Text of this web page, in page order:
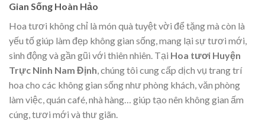
Gian Sống Hoàn Hảo
Hoa tươi không chỉ là món quà tuyệt vời để tặng mà còn là
yếu tố giúp làm đẹp không gian sống, mang lại sự tươi mới,
sinh động và gần gũi với thiên nhiên. Tại Hoa tươi Huyện
Trực Ninh Nam Định, chúng tôi cung cấp dịch vụ trang trí
hoa cho các không gian sống như phòng khách, văn phòng
làm việc, quán café, nhà hàng… giúp tạo nên không gian ấm
cúng, tươi mới và thư giãn.